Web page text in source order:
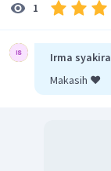
1
Irma syakira
Makasih ❤️